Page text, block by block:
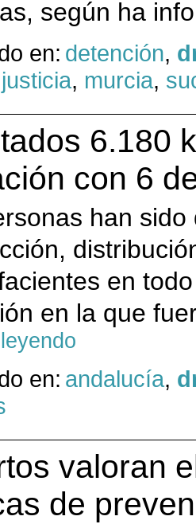
según ha
en: detención,
justicia, murcia,
6.180
con 6
han
en
en la que
en: andalucía,
valoran
de